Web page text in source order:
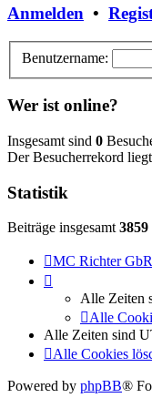
Anmelden •
Benutzername:
Wer ist online?
Insgesamt sind 0
Der Besucherrekord
Statistik
Beiträge insgesamt 3859
MC Richter
Alle Zeiten
Alle
Alle Zeiten sind
Alle Cookies
Powered by phpBB®